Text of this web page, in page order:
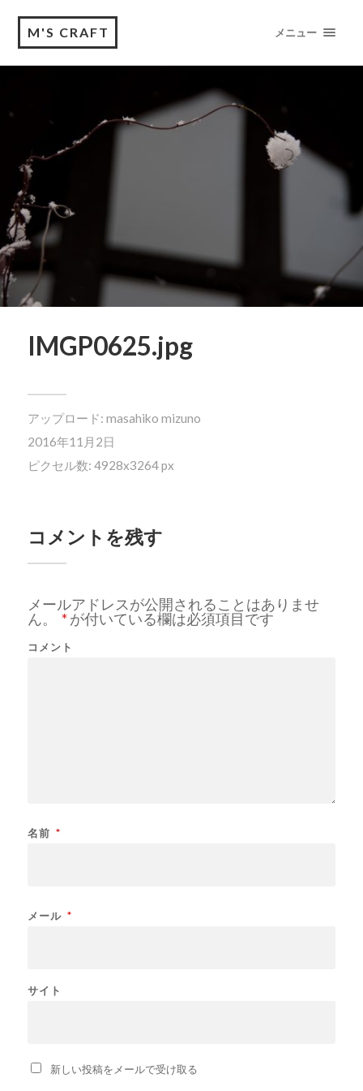
M'S CRAFT メニュー
IMGP0625.jpg
アップロード: masahiko mizuno
2016年11月2日
ピクセル数: 4928x3264 px
コメントを残す
メールアドレスが公開されることはありませ
ん。
* が付いている欄は必須項目です
コメント
名前 *
メール *
サイト
新しい投稿をメールで受け取る